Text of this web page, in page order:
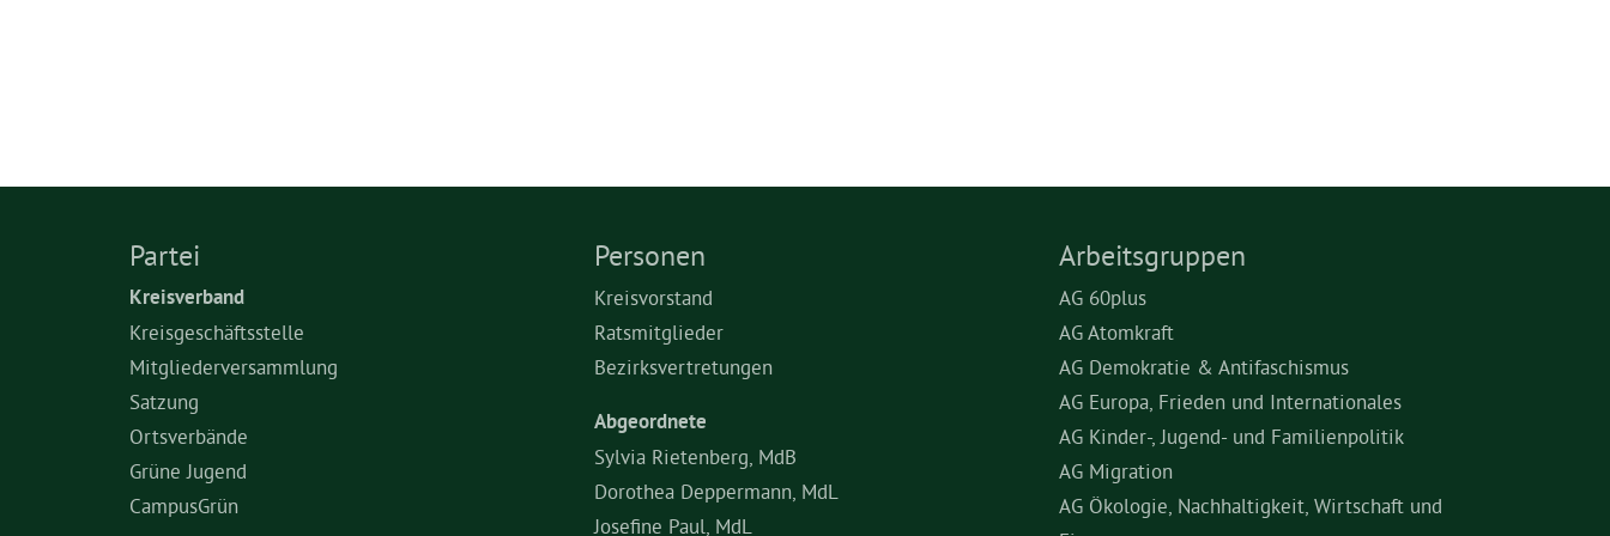
Partei
Kreisverband
Kreisgeschäftsstelle
Mitgliederversammlung
Satzung
Ortsverbände
Grüne Jugend
CampusGrün
Personen
Kreisvorstand
Ratsmitglieder
Bezirksvertretungen
Abgeordnete
Sylvia Rietenberg, MdB
Dorothea Deppermann, MdL
Josefine Paul, MdL
Arbeitsgruppen
AG 60plus
AG Atomkraft
AG Demokratie & Antifaschismus
AG Europa, Frieden und Internationales
AG Kinder-, Jugend- und Familienpolitik
AG Migration
AG Ökologie, Nachhaltigkeit, Wirtschaft und